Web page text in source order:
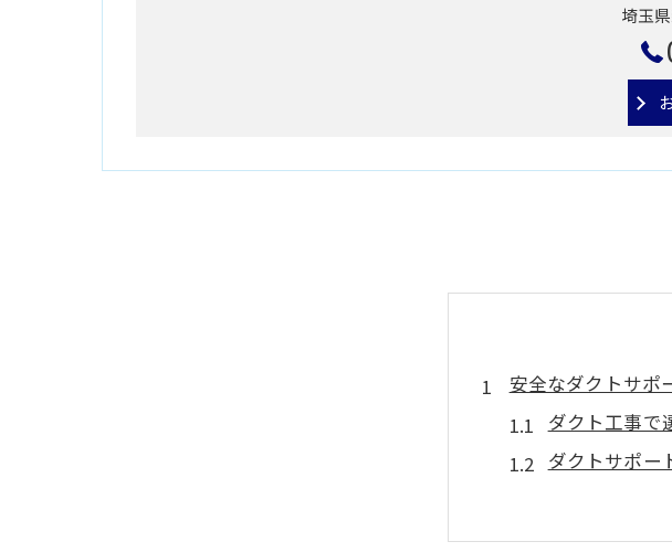
埼玉
安全なダクトサポ
ダクト工事で
ダクトサポー
ダクト支持
ダクト支持材